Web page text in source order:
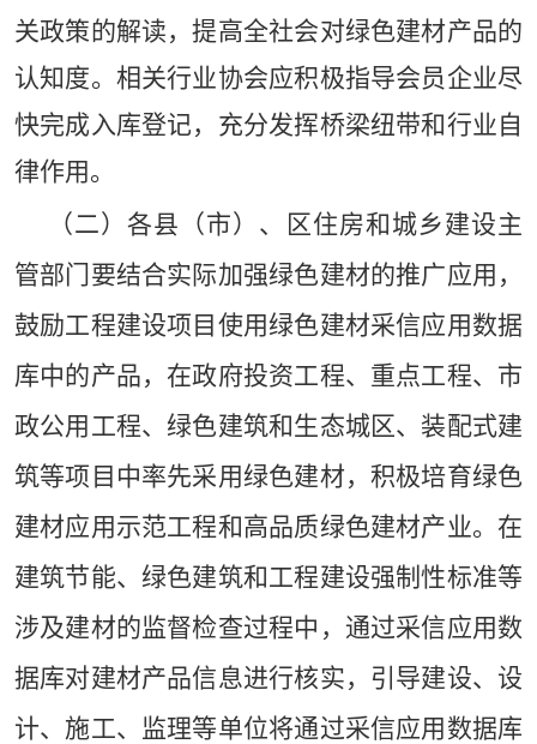
关政策的解读，提高全社会对绿色建材产品的
认知度。相关行业协会应积极指导会员企业尽
快完成入库登记，充分发挥桥梁纽带和行业自
律作用。
（二）各县（市）、区住房和城乡建设主
管部门要结合实际加强绿色建材的推广应用，
鼓励工程建设项目使用绿色建材采信应用数据
库中的产品，在政府投资工程、重点工程、市
政公用工程、绿色建筑和生态城区、装配式建
筑等项目中率先采用绿色建材，积极培育绿色
建材应用示范工程和高品质绿色建材产业。在
建筑节能、绿色建筑和工程建设强制性标准等
涉及建材的监督检查过程中，通过采信应用数
据库对建材产品信息进行核实，引导建设、设
计、施工、监理等单位将通过采信应用数据库